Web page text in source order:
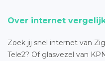
Over internet
Zoek jij snel internet van
Tele2? Of glasvezel van